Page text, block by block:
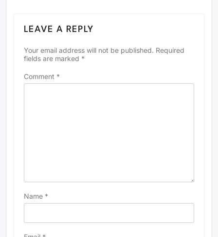
LEAVE A REPLY
Your email address will not be published. Required
fields are marked *
Comment *
Name *